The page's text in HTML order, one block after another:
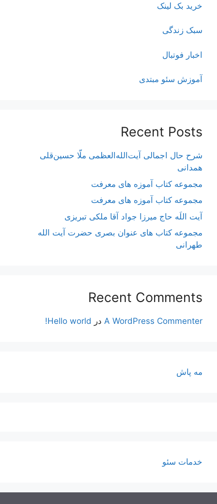
خرید بک لینک
سبک زندگی
اخبار فوتبال
آموزش سئو مبتدی
Recent Posts
شرح حال اجمالی آیت‌الله‌العظمی ملّا حسین‌قلی
همدانی
مجموعه کتاب آموزه های معرفت
مجموعه کتاب آموزه های معرفت
آیت اللَه حاج میرزا جواد آقا ملکی تبریزی
مجموعه کتاب های عنوان بصری حضرت آیت الله
طهرانی
Recent Comments
A WordPress Commenter در Hello world!
مه پاش
خدمات سئو